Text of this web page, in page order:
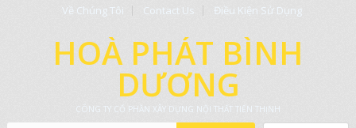
Về Chúng Tôi Contact Us Điều Kiện Sử Dụng
HOÀ PHÁT BÌNH
DƯƠNG
CÔNG TY CỔ PHẦN XÂY DỰNG NỘI THẤT TIẾN THỊNH